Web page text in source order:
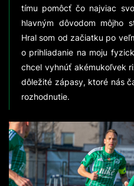
tímu pomôcť čo najviac
hlavným dôvodom môjho
Hral som od začiatku po
o prihliadanie na moju
chcel vyhnúť akémukoľvek
dôležité zápasy, ktoré nás
rozhodnutie.